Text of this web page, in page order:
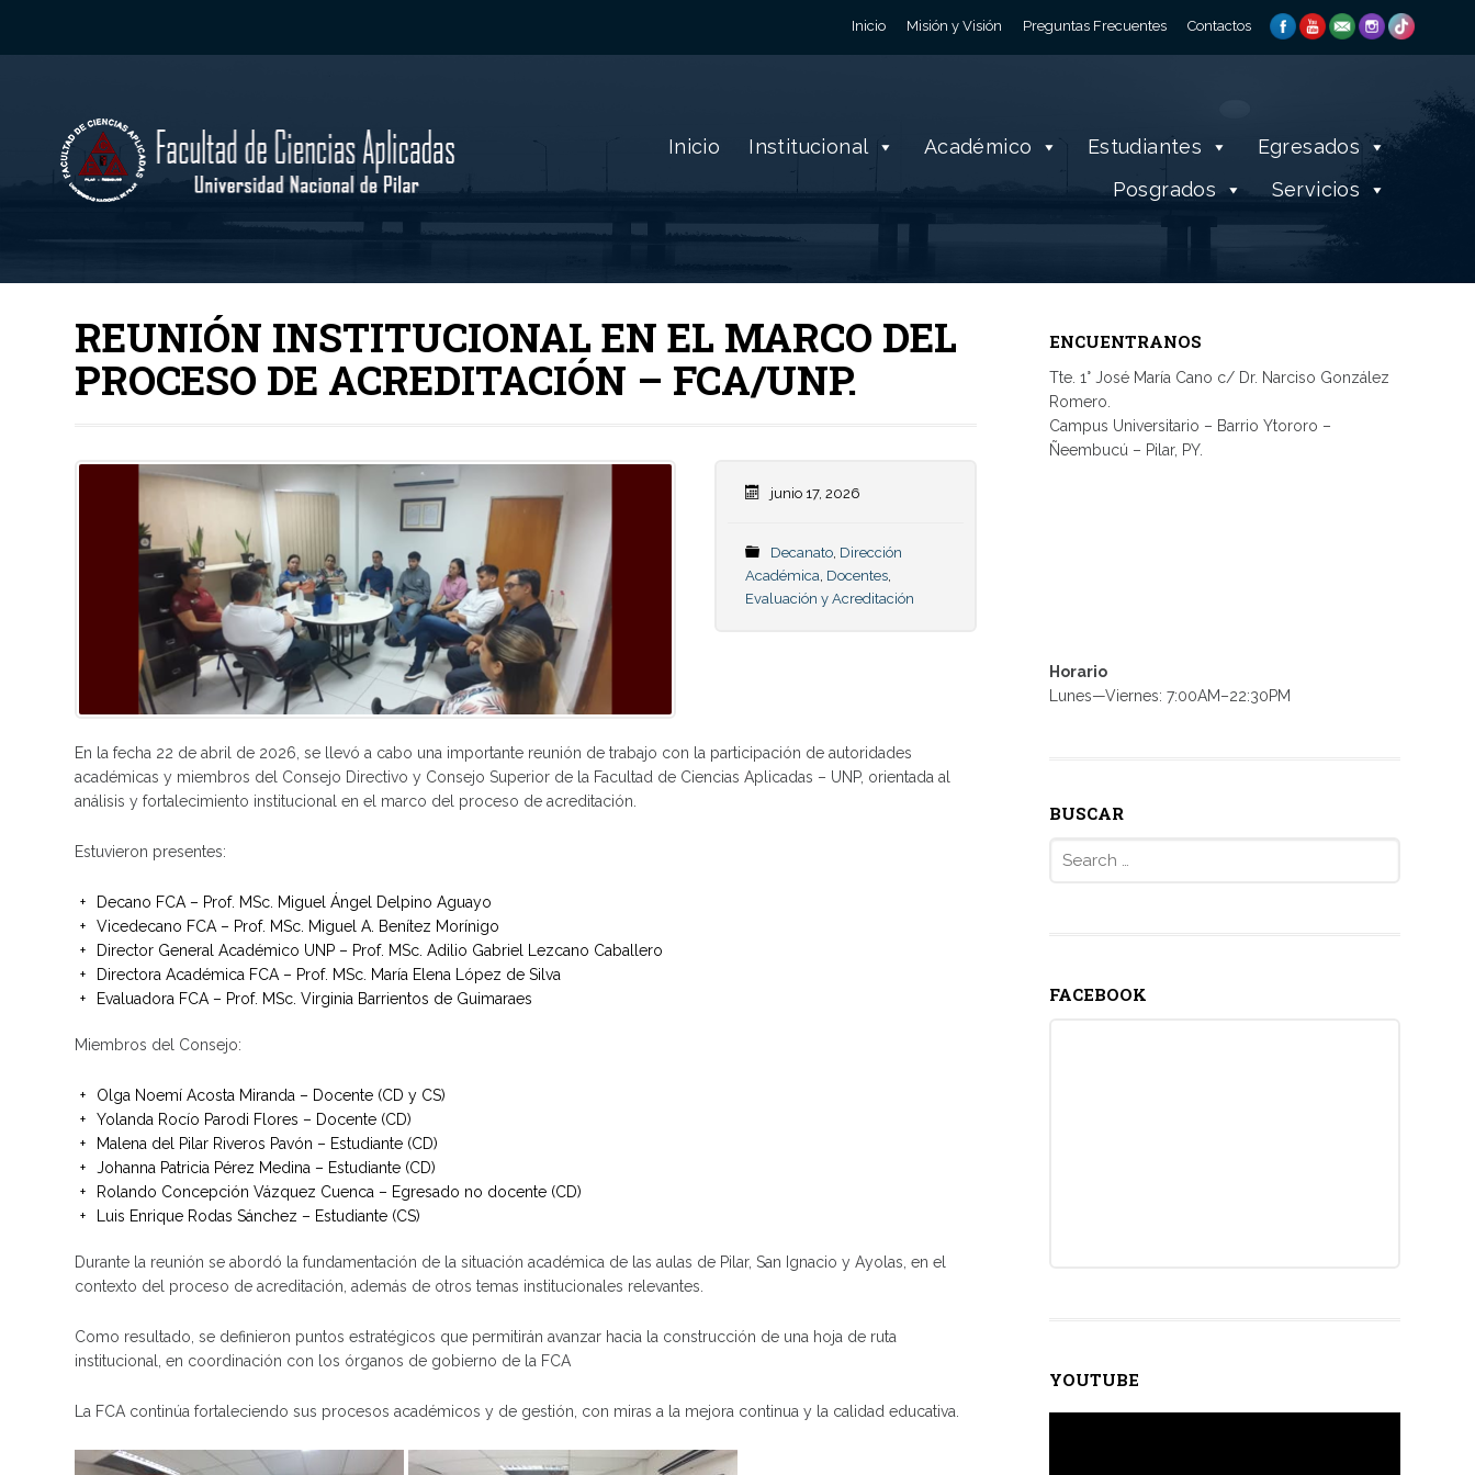
Inicio Misión y Visión Preguntas Frecuentes Contactos
Inicio Institucional Académico Estudiantes
Egresados
Posgrados
Servicios
REUNIÓN INSTITUCIONAL EN EL MARCO DEL
PROCESO DE ACREDITACIÓN – FCA/UNP.
junio 17, 2026
Decanato, Dirección
Académica, Docentes,
Evaluación y Acreditación
En la fecha 22 de abril de 2026, se llevó a cabo una importante reunión de trabajo con la participación de autoridades
académicas y miembros del Consejo Directivo y Consejo Superior de la Facultad de Ciencias Aplicadas – UNP, orientada al
análisis y fortalecimiento institucional en el marco del proceso de acreditación.
Estuvieron presentes:
Decano FCA – Prof. MSc. Miguel Ángel Delpino Aguayo
Vicedecano FCA – Prof. MSc. Miguel A. Benítez Morínigo
Director General Académico UNP – Prof. MSc. Adilio Gabriel Lezcano Caballero
Directora Académica FCA – Prof. MSc. María Elena López de Silva
Evaluadora FCA – Prof. MSc. Virginia Barrientos de Guimaraes
Miembros del Consejo:
Olga Noemí Acosta Miranda – Docente (CD y CS)
Yolanda Rocío Parodi Flores – Docente (CD)
Malena del Pilar Riveros Pavón – Estudiante (CD)
Johanna Patricia Pérez Medina – Estudiante (CD)
Rolando Concepción Vázquez Cuenca – Egresado no docente (CD)
Luis Enrique Rodas Sánchez – Estudiante (CS)
Durante la reunión se abordó la fundamentación de la situación académica de las aulas de Pilar, San Ignacio y Ayolas, en el
contexto del proceso de acreditación, además de otros temas institucionales relevantes.
Como resultado, se definieron puntos estratégicos que permitirán avanzar hacia la construcción de una hoja de ruta
institucional, en coordinación con los órganos de gobierno de la FCA
La FCA continúa fortaleciendo sus procesos académicos y de gestión, con miras a la mejora continua y la calidad educativa.
ENCUENTRANOS
Tte. 1° José María Cano c/ Dr. Narciso González
Romero.
Campus Universitario – Barrio Ytororo –
Ñeembucú – Pilar, PY.
Horario
Lunes—Viernes: 7:00AM–22:30PM
BUSCAR
FACEBOOK
YOUTUBE